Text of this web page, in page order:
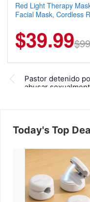
Red Light Therapy
Facial Mask, Cordless
$39.99
Men's Slim Fit Polo
Elasticity, Athletic Fit
$6.99
Pastor detenido
abusar
Today's Top